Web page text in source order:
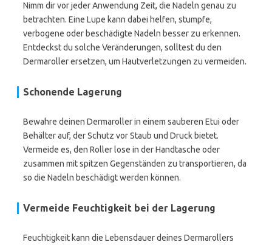
Nimm dir vor jeder Anwendung Zeit, die Nadeln genau zu
betrachten. Eine Lupe kann dabei helfen, stumpfe,
verbogene oder beschädigte Nadeln besser zu erkennen.
Entdeckst du solche Veränderungen, solltest du den
Dermaroller ersetzen, um Hautverletzungen zu vermeiden.
Schonende Lagerung
Bewahre deinen Dermaroller in einem sauberen Etui oder
Behälter auf, der Schutz vor Staub und Druck bietet.
Vermeide es, den Roller lose in der Handtasche oder
zusammen mit spitzen Gegenständen zu transportieren, da
so die Nadeln beschädigt werden können.
Vermeide Feuchtigkeit bei der Lagerung
Feuchtigkeit kann die Lebensdauer deines Dermarollers